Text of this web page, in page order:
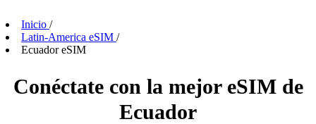
Inicio /
Latin-America eSIM /
Ecuador eSIM
Conéctate con la mejor eSIM de
Ecuador